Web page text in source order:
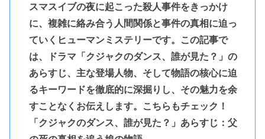
スマスイブの夜に起こった殺人事件をきっかけ
に、複雑に絡み合う人間関係と事件の真相に迫っ
ていくヒューマンミステリーです。この記事で
は、ドラマ「クジャクのダンス、誰が見た？」の
あらすじ、主な登場人物、そして物語の核心に迫
るキーワードを徹底的に深掘りし、その魅力を余
すことなくお伝えします。こちらもチェック！
「クジャクのダンス、誰が見た？」あらすじ：父